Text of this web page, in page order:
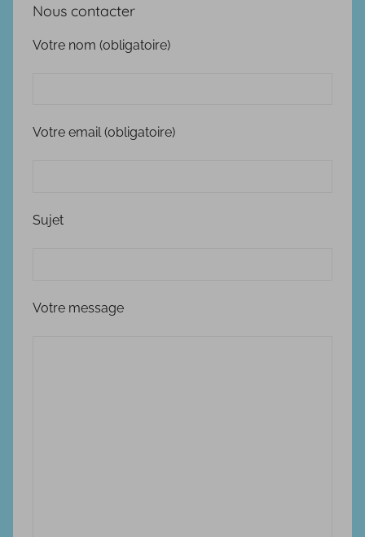
Nous contacter
Votre nom (obligatoire)
Votre email (obligatoire)
Sujet
Votre message